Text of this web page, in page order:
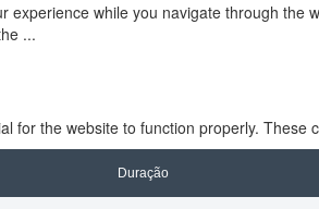
experience while you navigate through
...
for the website to function properly.
Duração